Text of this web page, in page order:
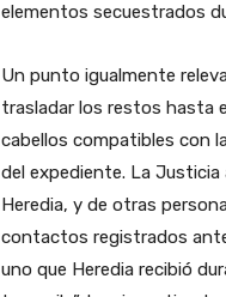
elementos secuestrados
Un punto igualmente
trasladar los restos hasta
cabellos compatibles con
del expediente. La Justicia
Heredia, y de otras
contactos registrados
uno que Heredia recibió